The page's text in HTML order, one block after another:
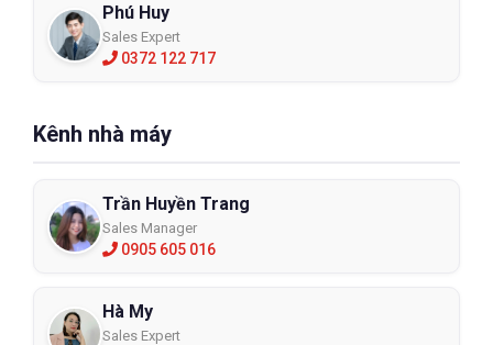
Phú Huy
Sales Expert
0372 122 717
Kênh nhà máy
Trần Huyền Trang
Sales Manager
0905 605 016
Hà My
Sales Expert